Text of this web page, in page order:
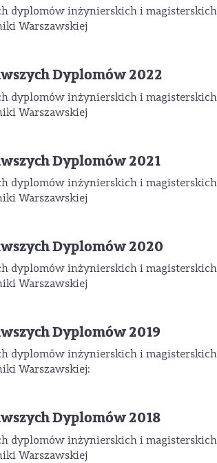
dyplomów inżynierskich i
Warszawskiej
Dyplomów 2022
dyplomów inżynierskich i
Warszawskiej
Dyplomów 2021
dyplomów inżynierskich i
Warszawskiej
Dyplomów 2020
dyplomów inżynierskich i
Warszawskiej
Dyplomów 2019
dyplomów inżynierskich i
Warszawskiej:
Dyplomów 2018
dyplomów inżynierskich i
Warszawskiej